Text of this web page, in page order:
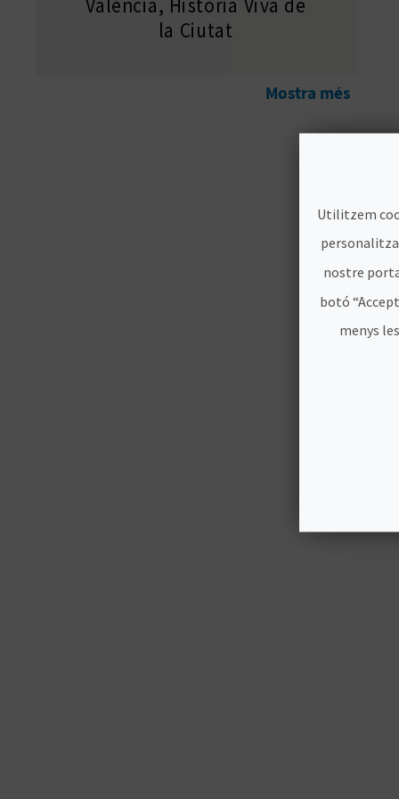
la Ciutat
Mostra més
Utilitzem
nostre
botó
menys